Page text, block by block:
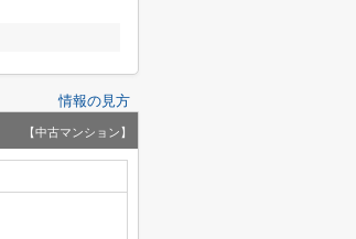
情報の見方
【中古マンション】